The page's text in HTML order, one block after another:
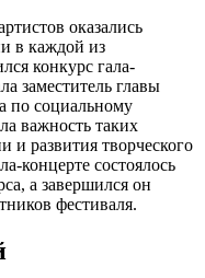
оказались
в каждой из
конкурс гала-
заместитель главы
по социальному
важность таких
и развития творческого
концерте состоялось
а завершился он
фестиваля.